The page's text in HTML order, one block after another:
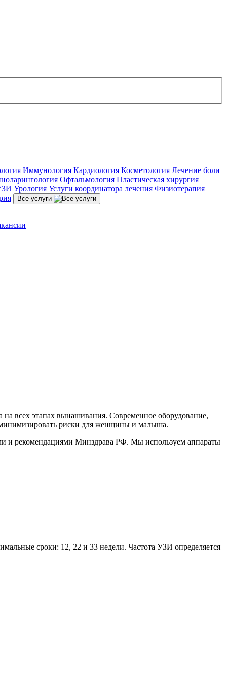
Иммунология Кардиология Косметология Лечение боли
Офтальмология Пластическая хирургия
Урология Услуги координатора лечения Физиотерапия
Все услуги
всех этапах вынашивания. Современное оборудование,
риски для женщины и малыша.
и рекомендациями Минздрава РФ. Мы используем аппараты
сроки: 12, 22 и 33 недели. Частота УЗИ определяется